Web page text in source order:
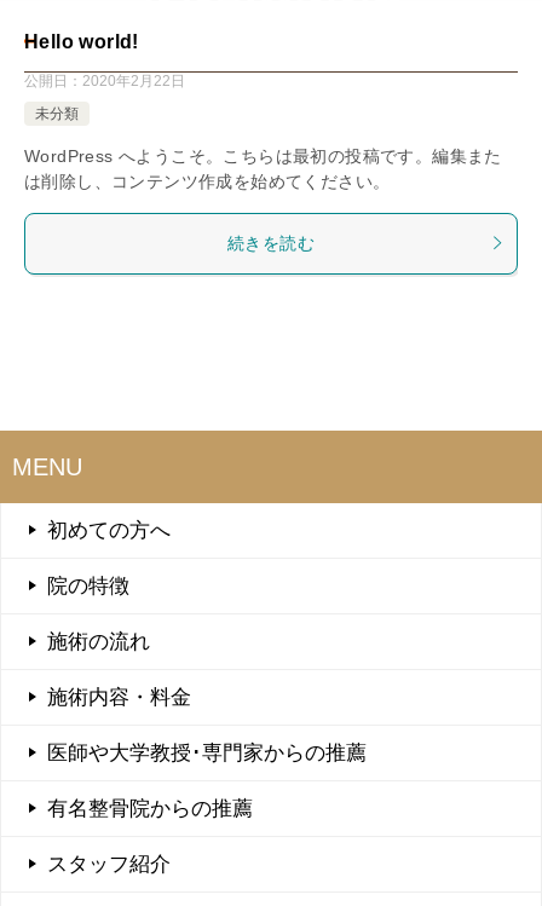
Hello world!
公開日： 2020年2月22日
未分類
WordPress へようこそ。こちらは最初の投稿です。編集また
は削除し、コンテンツ作成を始めてください。
続きを読む
MENU
初めての方へ
院の特徴
施術の流れ
施術内容・料金
医師や大学教授･専門家からの推薦
有名整骨院からの推薦
スタッフ紹介